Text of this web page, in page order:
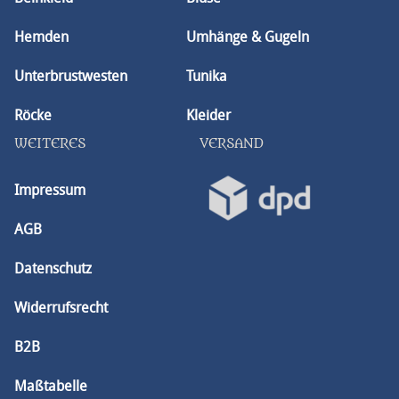
h
a
l
t
Hemden Umhänge & Gugeln
Unterbrustwesten Tunika
Röcke Kleider
WEITERES
Impressum
AGB
Datenschutz
Widerrufsrecht
B2B
Maßtabelle
VERSAND